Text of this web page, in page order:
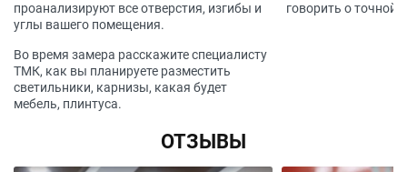
проанализируют все отверстия, изгибы и
углы вашего помещения.
Во время замера расскажите специалисту
ТМК, как вы планируете разместить
светильники, карнизы, какая будет
мебель, плинтуса.
говорить о точной
ОТЗЫВЫ